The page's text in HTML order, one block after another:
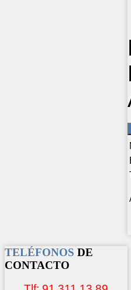
TELÉFONOS DE
CONTACTO